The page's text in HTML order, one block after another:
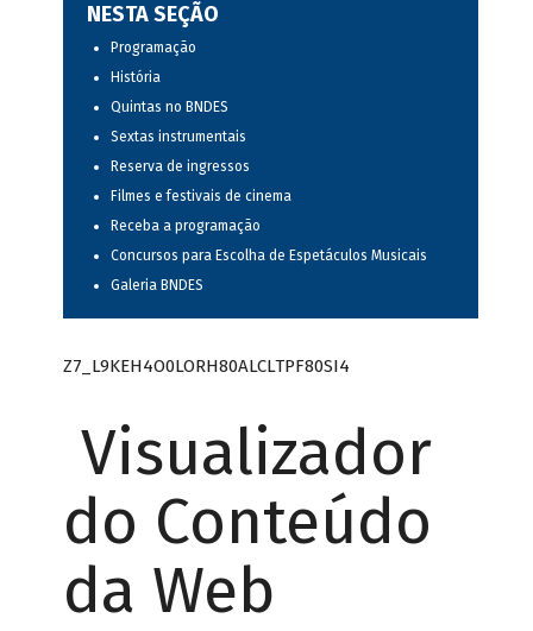
NESTA SEÇÃO
Programação
História
Quintas no BNDES
Sextas instrumentais
Reserva de ingressos
Filmes e festivais de cinema
Receba a programação
Concursos para Escolha de Espetáculos Musicais
Galeria BNDES
Z7_L9KEH4O0LORH80ALCLTPF80SI4
Visualizador
do Conteúdo
da Web